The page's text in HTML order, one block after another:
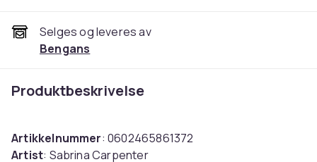
Selges og leveres av
Bengans
Produktbeskrivelse
Artikkelnummer: 0602465861372
Artist: Sabrina Carpenter